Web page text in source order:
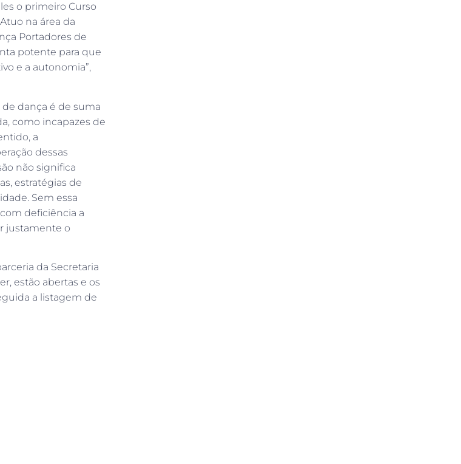
o primeiro Curso
na área da
Portadores de
potente para que
e a autonomia”,
de dança é de suma
como incapazes de
a
dessas
não significa
estratégias de
Sem essa
deficiência a
justamente o
da Secretaria
estão abertas e os
a listagem de